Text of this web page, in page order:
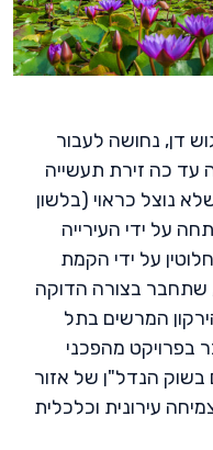
דן, נחושה לעבור
עד כה זירת תעשייה
נוצל כראוי (בלשון
על ידי העירייה
על ידי הקמת
שתחבר בצורה הדוקה
המרשים בתל
בפרויקט מהפכני
הנדל"ן של אזור
עירונית וכלכלית